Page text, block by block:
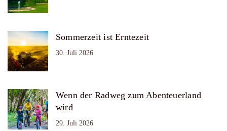
Sommerzeit ist Erntezeit
30. Juli 2026
Wenn der Radweg zum Abenteuerland
wird
29. Juli 2026